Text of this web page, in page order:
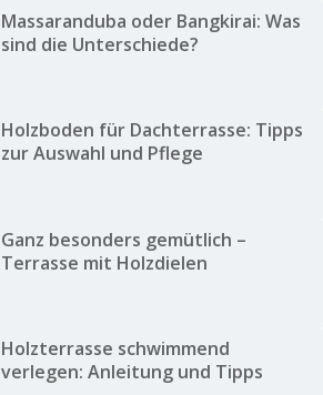
Massaranduba oder Bangkirai: Was
sind die Unterschiede?
Holzboden für Dachterrasse: Tipps
zur Auswahl und Pflege
Ganz besonders gemütlich –
Terrasse mit Holzdielen
Holzterrasse schwimmend
verlegen: Anleitung und Tipps